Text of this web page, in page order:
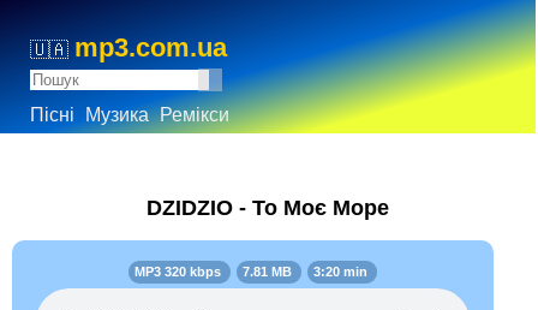
🇺🇦 mp3.com.ua
Пісні Музика Ремікси
DZIDZIO - То Моє Море
MP3 320 kbps 7.81 MB 3:20 min